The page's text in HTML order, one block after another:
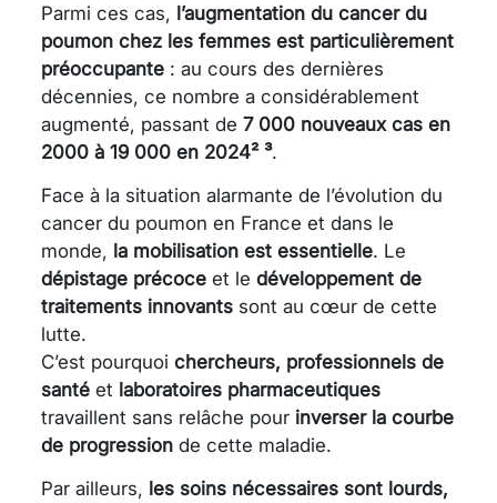
Parmi ces cas, l’augmentation du cancer du
poumon chez les femmes est particulièrement
préoccupante : au cours des dernières
décennies, ce nombre a considérablement
augmenté, passant de 7 000 nouveaux cas en
2000 à 19 000 en 2024² ³.
Face à la situation alarmante de l’évolution du
cancer du poumon en France et dans le
monde, la mobilisation est essentielle. Le
dépistage précoce et le développement de
traitements innovants sont au cœur de cette
lutte.
C’est pourquoi chercheurs, professionnels de
santé et laboratoires pharmaceutiques
travaillent sans relâche pour inverser la courbe
de progression de cette maladie.
Par ailleurs, les soins nécessaires sont lourds,